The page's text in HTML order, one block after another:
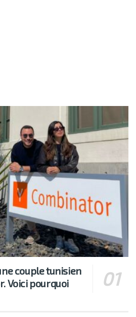
couple tunisien
Voici pourquoi